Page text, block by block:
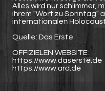
Alles wird nur schlimmer,
ihrem "Wort zu Sonntag"
internationalen
Quelle: Das Erste
OFFIZIELEN WEBSITE:
https://www.daserste.de
https://www.ard.de